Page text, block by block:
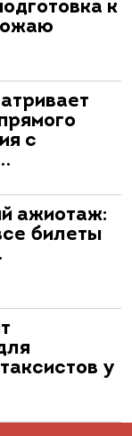
к
с
ажиотаж:
билеты
у